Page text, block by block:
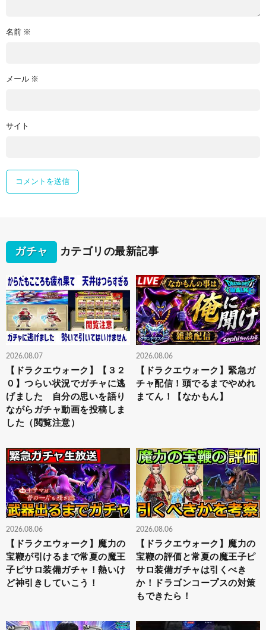
名前 ※
メール ※
サイト
ガチャ カテゴリの最新記事
2026.08.07
【ドラクエウォーク】【３２
０】つらい状況でガチャに逃
げました 自分の思いを語り
ながらガチャ動画を投稿しま
した（閲覧注意）
2026.08.06
【ドラクエウォーク】緊急ガ
チャ配信！頭でるまでやめれ
まてん！【なかもん】
2026.08.06
【ドラクエウォーク】魔力の
宝鞭が引けるまで常夏の魔王
子ピサロ装備ガチャ！熱いけ
ど神引きしていこう！
2026.08.06
【ドラクエウォーク】魔力の
宝鞭の評価と常夏の魔王子ピ
サロ装備ガチャは引くべき
か！ドラゴンコープスの対策
もできたら！